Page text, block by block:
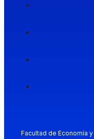
Facultad de Economía